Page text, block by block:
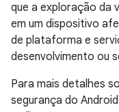
que a exploração da
em um dispositivo
de plataforma e
desenvolvimento ou
Para mais detalhes
segurança do